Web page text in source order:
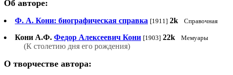
Об авторе:
Ф. А. Кони: биографическая справка [1911] 2k Справочная
Кони А.Ф. Федор Алексеевич Кони [1903] 22k Мемуары
(К столетию дня его рождения)
О творчестве автора: